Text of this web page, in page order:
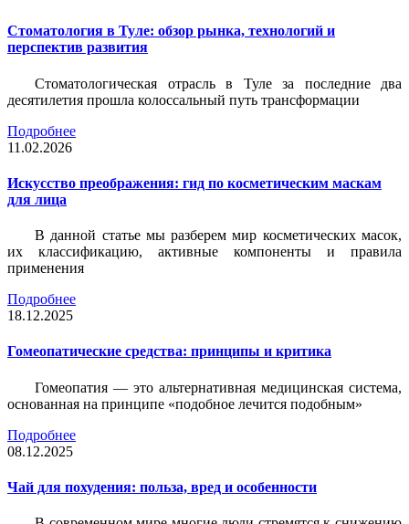
Стоматология в Туле: обзор рынка, технологий и
перспектив развития
Стоматологическая отрасль в Туле за последние два
десятилетия прошла колоссальный путь трансформации
Подробнее
11.02.2026
Искусство преображения: гид по косметическим маскам
для лица
В данной статье мы разберем мир косметических масок,
их классификацию, активные компоненты и правила
применения
Подробнее
18.12.2025
Гомеопатические средства: принципы и критика
Гомеопатия — это альтернативная медицинская система,
основанная на принципе «подобное лечится подобным»
Подробнее
08.12.2025
Чай для похудения: польза, вред и особенности